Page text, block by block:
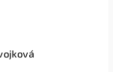
je 5 z 5 hvězdiček.
je 5 z 5 hvězdiček.